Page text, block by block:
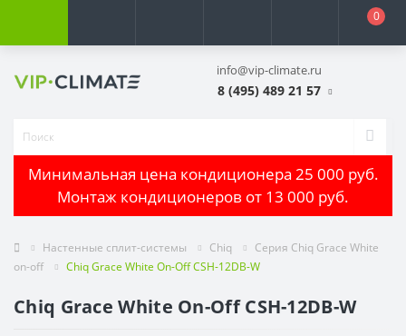
0
info@vip-climate.ru
8 (495) 489 21 57
Минимальная цена кондиционера 25 000 руб.
Монтаж кондиционеров от 13 000 руб.
Настенные сплит-системы Chiq
Серия Chiq Grace White
on-off
Chiq Grace White On-Off CSH-12DB-W
Chiq Grace White On-Off CSH-12DB-W